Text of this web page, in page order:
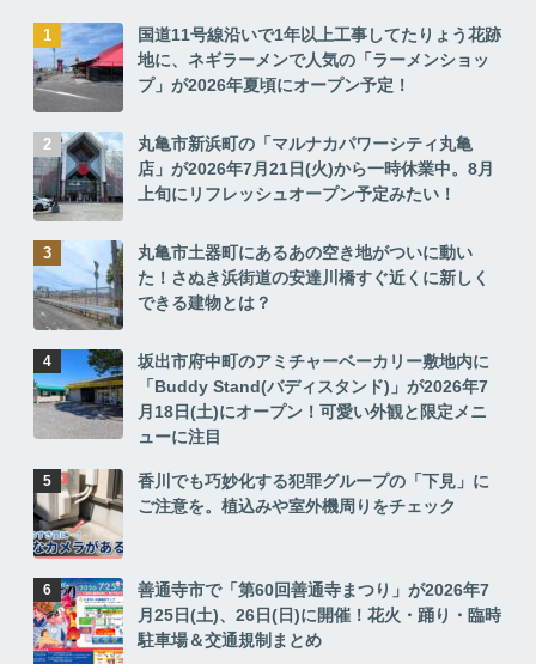
国道11号線沿いで1年以上工事してたりょう花跡
地に、ネギラーメンで人気の「ラーメンショッ
プ」が2026年夏頃にオープン予定！
丸亀市新浜町の「マルナカパワーシティ丸亀
店」が2026年7月21日(火)から一時休業中。8月
上旬にリフレッシュオープン予定みたい！
丸亀市土器町にあるあの空き地がついに動い
た！さぬき浜街道の安達川橋すぐ近くに新しく
できる建物とは？
坂出市府中町のアミチャーベーカリー敷地内に
「Buddy Stand(バディスタンド)」が2026年7
月18日(土)にオープン！可愛い外観と限定メニ
ューに注目
香川でも巧妙化する犯罪グループの「下見」に
ご注意を。植込みや室外機周りをチェック
善通寺市で「第60回善通寺まつり」が2026年7
月25日(土)、26日(日)に開催！花火・踊り・臨時
駐車場＆交通規制まとめ